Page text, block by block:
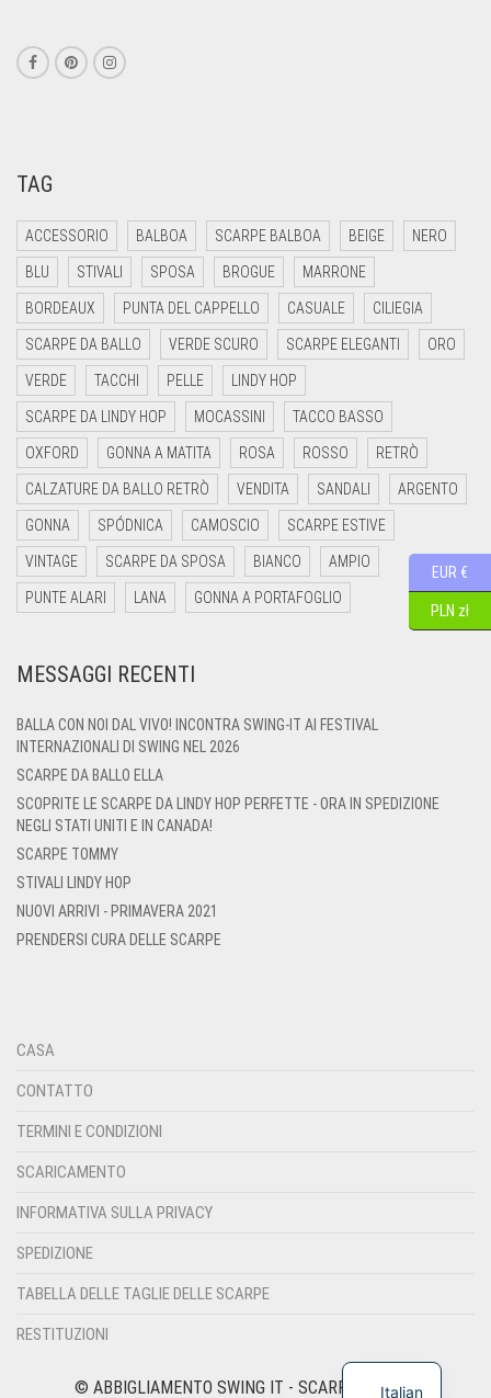
TAG
ACCESSORIO BALBOA SCARPE BALBOA BEIGE NERO
BLU STIVALI SPOSA BROGUE MARRONE
BORDEAUX PUNTA DEL CAPPELLO CASUALE CILIEGIA
SCARPE DA BALLO VERDE SCURO SCARPE ELEGANTI ORO
VERDE TACCHI PELLE LINDY HOP
SCARPE DA LINDY HOP MOCASSINI TACCO BASSO
OXFORD GONNA A MATITA ROSA ROSSO RETRÒ
CALZATURE DA BALLO RETRÒ VENDITA SANDALI ARGENTO
GONNA SPÓDNICA CAMOSCIO SCARPE ESTIVE
VINTAGE SCARPE DA SPOSA BIANCO AMPIO
PUNTE ALARI LANA GONNA A PORTAFOGLIO
MESSAGGI RECENTI
BALLA CON NOI DAL VIVO! INCONTRA SWING-IT AI FESTIVAL
INTERNAZIONALI DI SWING NEL 2026
SCARPE DA BALLO ELLA
SCOPRITE LE SCARPE DA LINDY HOP PERFETTE - ORA IN SPEDIZIONE
NEGLI STATI UNITI E IN CANADA!
SCARPE TOMMY
STIVALI LINDY HOP
NUOVI ARRIVI - PRIMAVERA 2021
PRENDERSI CURA DELLE SCARPE
CASA
CONTATTO
TERMINI E CONDIZIONI
SCARICAMENTO
INFORMATIVA SULLA PRIVACY
SPEDIZIONE
TABELLA DELLE TAGLIE DELLE SCARPE
RESTITUZIONI
© ABBIGLIAMENTO SWING IT - SCARPE E MODA
EUR €
PLN zł
Italian